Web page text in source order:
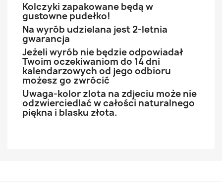
Kolczyki zapakowane będą w
gustowne pudełko!
Na wyrób udzielana jest 2-letnia
gwarancja
Jeżeli wyrób nie będzie odpowiadał
Twoim oczekiwaniom do 14 dni
kalendarzowych od jego odbioru
możesz go zwrócić
Uwaga-kolor zlota na zdjeciu może nie
odzwierciedlać w całości naturalnego
piękna i blasku złota.